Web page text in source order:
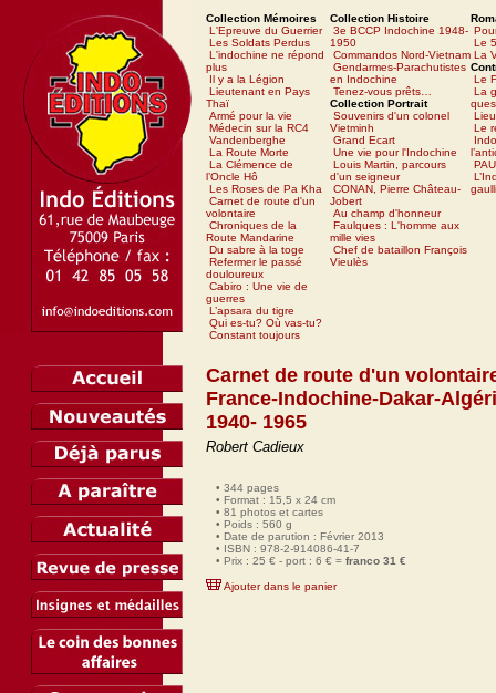
Collection Mémoires
L'Epreuve du Guerrier
Les Soldats Perdus
L'indochine ne répond
plus
Il y a la Légion
Lieutenant en Pays
Thaï
Armé pour la vie
Médecin sur la RC4
Vandenberghe
La Route Morte
La Clémence de
l’Oncle Hô
Les Roses de Pa Kha
Carnet de route d'un
volontaire
Chroniques de la
Route Mandarine
Du sabre à la toge
Refermer le passé
douloureux
Cabiro : Une vie de
guerres
L’apsara du tigre
Qui es-tu? Où vas-tu?
Constant toujours
Collection Histoire
3e BCCP Indochine 1948-
1950
Commandos Nord-Vietnam
Gendarmes-Parachutistes
en Indochine
Tenez-vous prêts…
Collection Portrait
Souvenirs d'un colonel
Vietminh
Grand Ecart
Une vie pour l'Indochine
Louis Martin, parcours
d'un seigneur
CONAN, Pierre Château-
Jobert
Au champ d'honneur
Faulques : L'homme aux
mille vies
Chef de bataillon François
Vieulès
Le
La
Le
La
Le
Carnet de route d'un
France-Indochine-Dakar-
1940- 1965
Robert Cadieux
• 344 pages
• Format : 15,5 x 24 cm
• 81 photos et cartes
• Poids : 560 g
• Date de parution : Février 2013
• ISBN : 978-2-914086-41-7
• Prix : 25 € - port : 6 € = franco 31 €
Ajouter dans le panier